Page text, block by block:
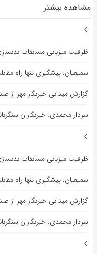
مشاهده بیشتر
ظرفیت میزبانی مسابقات
سمیعیان: پیشگیری تنها راه
گزارش میدانی خبرنگار مهر از
سردار محمدی: خبرنگاران
ظرفیت میزبانی مسابقات
سمیعیان: پیشگیری تنها راه
گزارش میدانی خبرنگار مهر از
سردار محمدی: خبرنگاران